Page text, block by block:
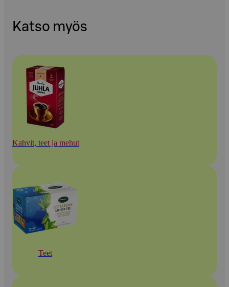
Katso myös
Kahvit, teet ja mehut
Teet